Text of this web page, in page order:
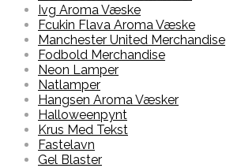
Ivg Aroma Væske
Fcukin Flava Aroma Væske
Manchester United Merchandise
Fodbold Merchandise
Neon Lamper
Natlamper
Hangsen Aroma Væsker
Halloweenpynt
Krus Med Tekst
Fastelavn
Gel Blaster